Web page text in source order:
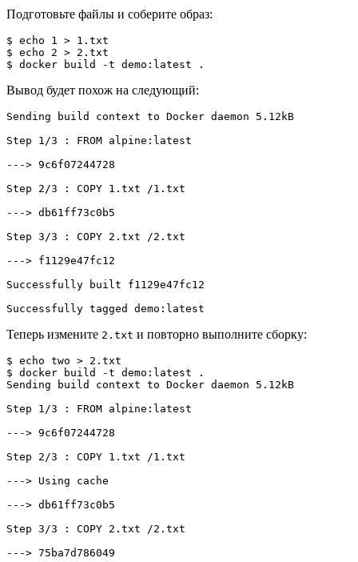
Подготовьте файлы и соберите образ:
$ echo 1 > 1.txt
$ echo 2 > 2.txt
$ docker build -t demo:latest .
Вывод будет похож на следующий:
Sending build context to Docker daemon 5.12kB
Step 1/3 : FROM alpine:latest
---> 9c6f07244728
Step 2/3 : COPY 1.txt /1.txt
---> db61ff73c0b5
Step 3/3 : COPY 2.txt /2.txt
---> f1129e47fc12
Successfully built f1129e47fc12
Successfully tagged demo:latest
Теперь измените 2.txt и повторно выполните сборку:
$ echo two > 2.txt
$ docker build -t demo:latest .
Sending build context to Docker daemon 5.12kB
Step 1/3 : FROM alpine:latest
---> 9c6f07244728
Step 2/3 : COPY 1.txt /1.txt
---> Using cache
---> db61ff73c0b5
Step 3/3 : COPY 2.txt /2.txt
---> 75ba7d786049